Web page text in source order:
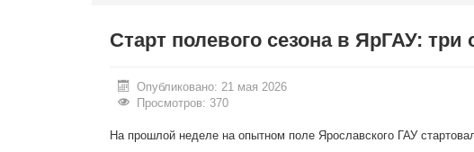
Старт полевого сезона в ЯрГАУ:
Опубликовано: 21 мая 2026
Просмотров: 370
На прошлой неделе на опытном поле Ярославского ГАУ